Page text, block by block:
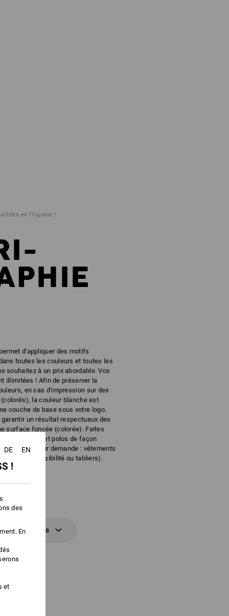
en filigrane !
d'appliquer des motifs
toutes les couleurs et toutes les
souhaitez à un prix abordable. Vos
illimitées ! Afin de préserver la
en cas d'impression sur des
la couleur blanche est
couche de base sous votre logo.
un résultat respectueux des
surface foncée (colorée). Faites
shirts, sweats et polos de façon
sérigraphie (sur demande : vêtements
haute visibilité ou tabliers).
détaillées
DE EN
!
des
En
et